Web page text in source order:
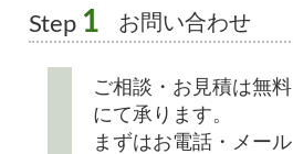
Step 1 お問い合わせ
ご相談・お見積は無料
にて承ります。
まずはお電話・メール